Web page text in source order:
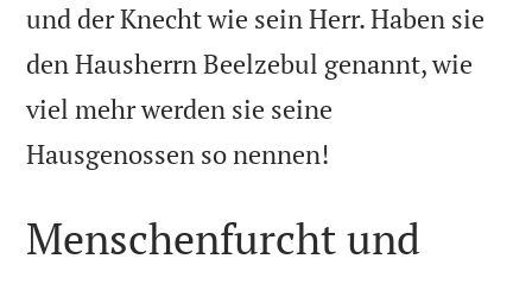
und der Knecht wie sein Herr. Haben sie
den Hausherrn Beelzebul genannt, wie
viel mehr werden sie seine
Hausgenossen so nennen!
Menschenfurcht und